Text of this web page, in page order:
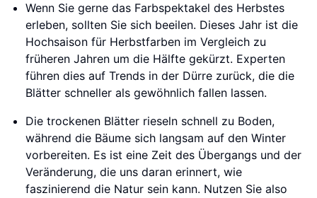
Wenn Sie gerne das Farbspektakel des Herbstes
erleben, sollten Sie sich beeilen. Dieses Jahr ist die
Hochsaison für Herbstfarben im Vergleich zu
früheren Jahren um die Hälfte gekürzt. Experten
führen dies auf Trends in der Dürre zurück, die die
Blätter schneller als gewöhnlich fallen lassen.
Die trockenen Blätter rieseln schnell zu Boden,
während die Bäume sich langsam auf den Winter
vorbereiten. Es ist eine Zeit des Übergangs und der
Veränderung, die uns daran erinnert, wie
faszinierend die Natur sein kann. Nutzen Sie also